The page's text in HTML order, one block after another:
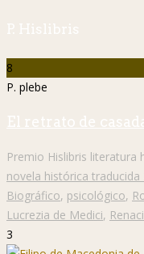
P. Hislibris
8
P. plebe
El retrato de
Premio Hislibris literatura
novela histórica
Biográfico, psicológico,
Lucrezia de Medici,
3